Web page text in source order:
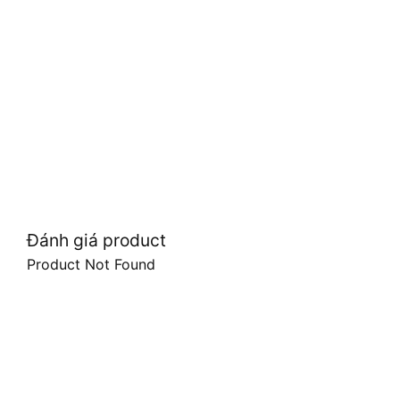
Đánh giá product
Product Not Found